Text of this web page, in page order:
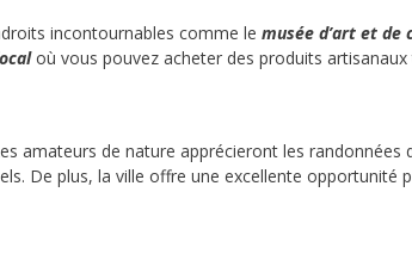
incontournables comme le musée d’art et de
où vous pouvez acheter des produits artisanaux
amateurs de nature apprécieront les
De plus, la ville offre une excellente opportunité